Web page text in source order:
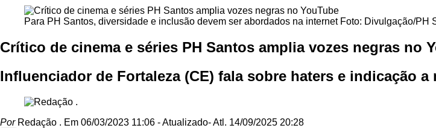
Para PH Santos, diversidade e inclusão devem ser abordados na internet Foto: Divulgação/PH
Crítico de cinema e séries PH Santos amplia vozes negras no
Influenciador de Fortaleza (CE) fala sobre haters e indicação a
PorRedação . Em 06/03/2023 11:06 - Atualizado- Atl. 14/09/2025 20:28